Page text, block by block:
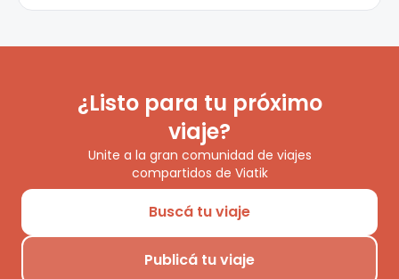
¿Listo para tu próximo
viaje?
Unite a la gran comunidad de viajes
compartidos de Viatik
Buscá tu viaje
Publicá tu viaje